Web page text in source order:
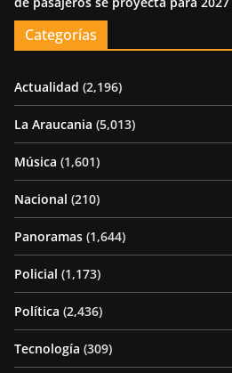
Categorías
Actualidad (2,196)
La Araucania (5,013)
Música (1,601)
Nacional (210)
Panoramas (1,644)
Policial (1,173)
Política (2,436)
Tecnología (309)